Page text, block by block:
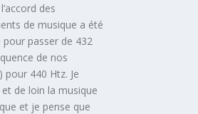
des
de musique a été
pour passer de 432
de nos
pour 440 Htz. Je
de loin la musique
et je pense que